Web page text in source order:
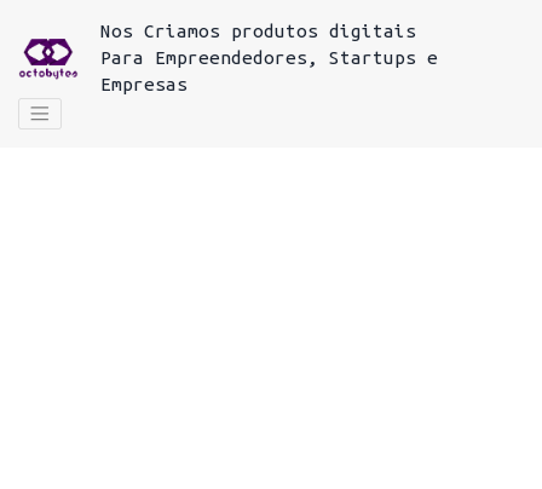
NosCriamos produtos digitais
Para
Empreendedores, Startups e
Empresas